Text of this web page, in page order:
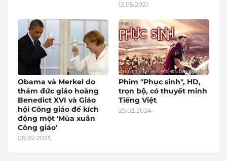
12.05.2021
Obama và Merkel do
thám đức giáo hoàng
Benedict XVI và Giáo
hội Công giáo để kích
động một 'Mùa xuân
Công giáo'
08.02.2025
Phim "Phục sinh", HD,
trọn bộ, có thuyết minh
Tiếng Việt
29.03.2024